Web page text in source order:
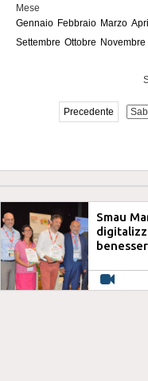
Mese
Gennaio Febbraio Marzo
Settembre Ottobre Novembre
Precedente
Smau